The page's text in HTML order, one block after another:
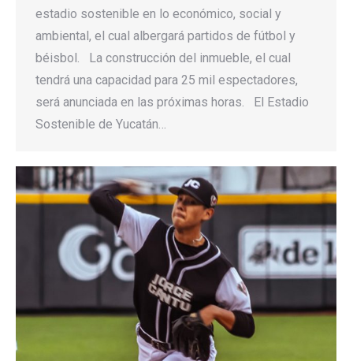
estadio sostenible en lo económico, social y
ambiental, el cual albergará partidos de fútbol y
béisbol. La construcción del inmueble, el cual
tendrá una capacidad para 25 mil espectadores,
será anunciada en las próximas horas. El Estadio
Sostenible de Yucatán…